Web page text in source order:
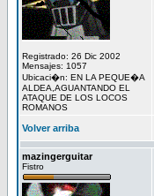
Registrado: 26 Dic 2002
Mensajes: 1057
Ubicaci�n: EN LA PEQUE�A
ALDEA,AGUANTANDO EL
ATAQUE DE LOS LOCOS
ROMANOS
Volver arriba
mazingerguitar
Fistro